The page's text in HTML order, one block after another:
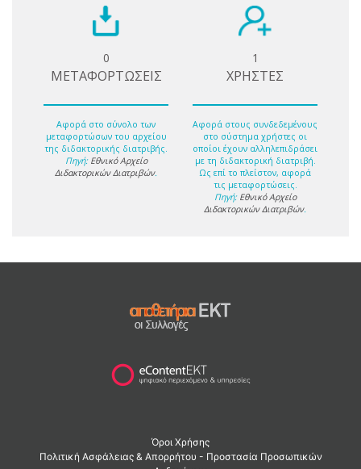
0
ΜΕΤΑΦΟΡΤΩΣΕΙΣ
Αφορά στο σύνολο των
μεταφορτώσων του αρχείου
της διδακτορικής διατριβής.
Πηγή: Εθνικό Αρχείο
Διδακτορικών Διατριβών.
1
ΧΡΗΣΤΕΣ
Αφορά στους συνδεδεμένους
στο σύστημα χρήστες οι
οποίοι έχουν αλληλεπιδράσει
με τη διδακτορική διατριβή.
Ως επί το πλείστον, αφορά
τις μεταφορτώσεις.
Πηγή: Εθνικό Αρχείο
Διδακτορικών Διατριβών.